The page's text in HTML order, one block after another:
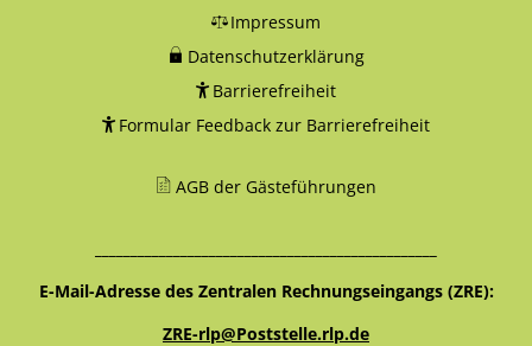
Impressum
Datenschutzerklärung
Barrierefreiheit
Formular Feedback zur Barrierefreiheit
AGB der Gästeführungen
E-Mail-Adresse des Zentralen Rechnungseingangs (ZRE):
ZRE-rlp@Poststelle.rlp.de